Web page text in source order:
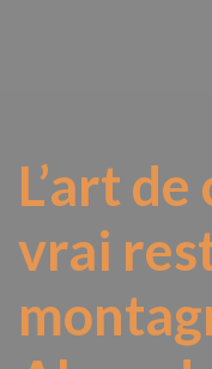
L’art
vrai